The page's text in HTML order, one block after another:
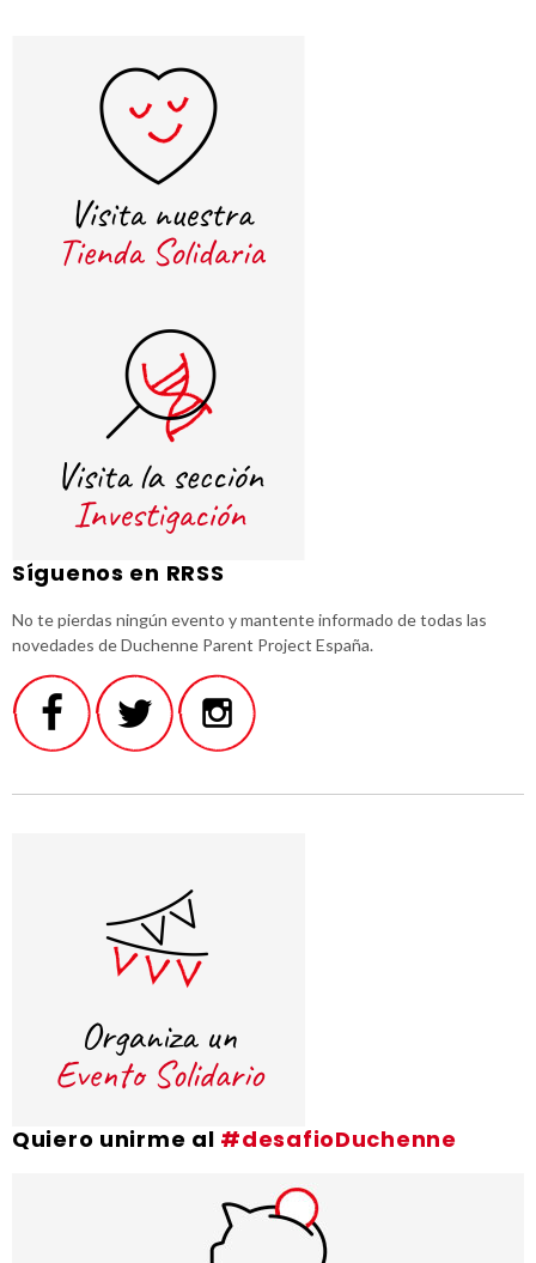
Síguenos en RRSS
No te pierdas ningún evento y mantente informado de todas las
novedades de Duchenne Parent Project España.
Quiero unirme al #desafioDuchenne